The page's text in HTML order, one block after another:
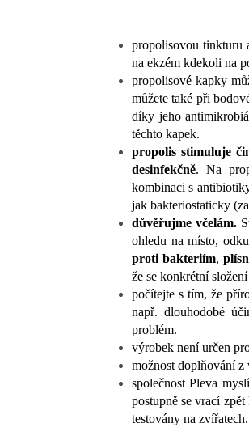
propolisovou tinkturu
na ekzém kdekoli na
propolisové kapky
můžete také při
díky jeho
těchto kapek.
propolis stimuluje
desinfekčně. Na
kombinaci s
jak bakteriostaticky
důvěřujme včelám.
ohledu na místo,
proti bakteriím,
že se konkrétní
počítejte s tím, že
např. dlouhodobé
problém.
výrobek není určen
možnost doplňování z
společnost Pleva
postupně se vrací
testovány na zvířatech.